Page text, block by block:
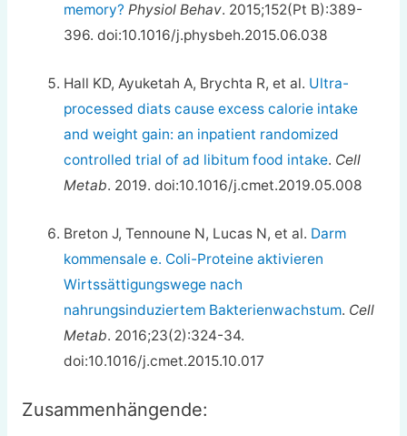
memory? Physiol Behav. 2015;152(Pt B):389-
396. doi:10.1016/j.physbeh.2015.06.038
Hall KD, Ayuketah A, Brychta R, et al. Ultra-
processed diats cause excess calorie intake
and weight gain: an inpatient randomized
controlled trial of ad libitum food intake. Cell
Metab. 2019. doi:10.1016/j.cmet.2019.05.008
Breton J, Tennoune N, Lucas N, et al. Darm
kommensale e. Coli-Proteine aktivieren
Wirtssättigungswege nach
nahrungsinduziertem Bakterienwachstum. Cell
Metab. 2016;23(2):324-34.
doi:10.1016/j.cmet.2015.10.017
Zusammenhängende: